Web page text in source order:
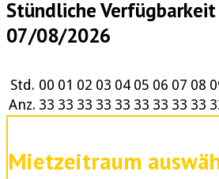
Stündliche
07/08/2026
Std. 00 01 02 03 04 05 06 07 08
Anz. 33 33 33 33 33 33 33 33 33
Mietzeitraum